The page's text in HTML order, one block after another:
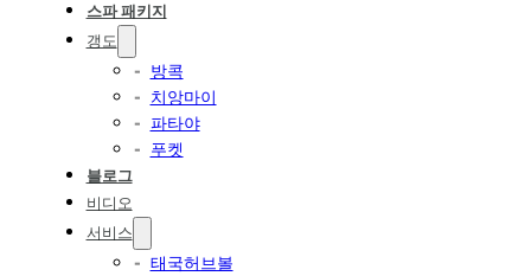
스파 패키지
갱도
방콕
치앙마이
파타야
푸켓
블로그
비디오
서비스
태국허브볼